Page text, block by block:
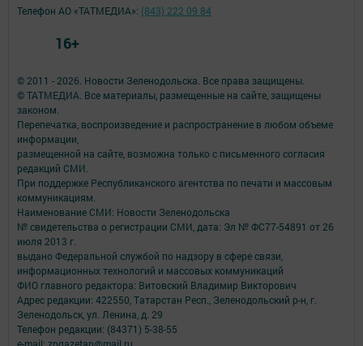
© 2011 - 2026. Новости Зеленодольска. Все права защищены.
© ТАТМЕДИА. Все материалы, размещенные на сайте, защищены
законом.
Перепечатка, воспроизведение и распространение в любом объеме
информации,
размещенной на сайте, возможна только с письменного согласия
редакций СМИ.
При поддержке Республиканского агентства по печати и массовым
коммуникациям.
Наименование СМИ: Новости Зеленодольска
№ свидетельства о регистрации СМИ, дата: Эл № ФС77-54891 от 26
июля 2013 г.
выдано Федеральной службой по надзору в сфере связи,
информационных технологий и массовых коммуникаций
ФИО главного редактора: Витовский Владимир Викторович
Адрес редакции: 422550, Татарстан Респ., Зеленодольский р-н, г.
Зеленодольск, ул. Ленина, д. 29
Телефон редакции: (84371) 5-38-55
e-mail: zpgazetan@mail.ru
Телефон АО «ТАТМЕДИА»: (843) 222 09 84
16+